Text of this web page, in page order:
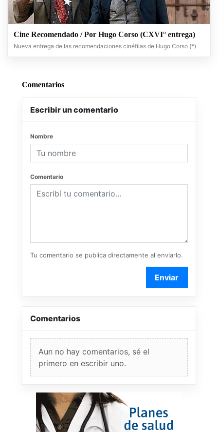
Cine Recomendado / Por Hugo Corso (CXVI° entrega)
Nueva entrega de las recomendaciones cinéfilas de Hugo Corso (*)
Comentarios
Escribir un comentario
Nombre
Comentario
Tu comentario se publica directamente al enviarlo.
Enviar
Comentarios
Aun no hay comentarios, sé el
primero en escribir uno.